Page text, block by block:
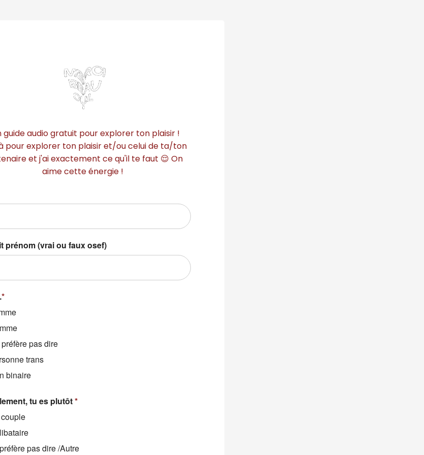
guide audio gratuit pour explorer ton plaisir !
pour explorer ton plaisir et/ou celui de ta/ton
et j'ai exactement ce qu'il te faut 😌 On
aime cette énergie !
prénom (vrai ou faux osef)
*
pas dire
trans
binaire
tu es plutôt*
pas dire /Autre